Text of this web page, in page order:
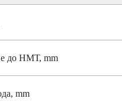
до НМТ, mm
mm